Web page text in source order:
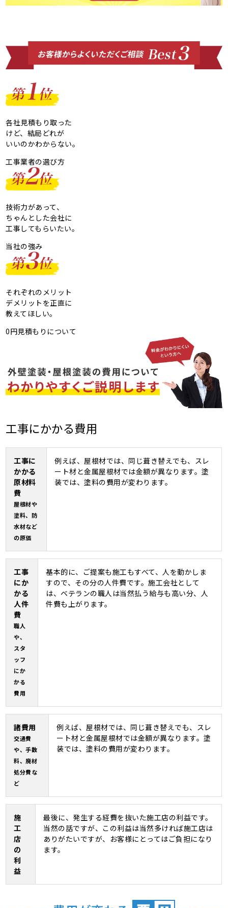
各社見積もり取った
けど、結局どれが
いいのかわからない。
工事業者の選び方
技術力があって、
ちゃんとした会社に
工事してもらいたい。
当社の強み
それぞれのメリット
デメリットを正直に
教えてほしい。
0円見積もりについて
工事にかかる費用
工事に
かかる
原材料
費
屋根材や
塗料、防
水材など
の原価
例えば、屋根材では、同じ葺き替えでも、スレ
ート材と金属屋根材では金額が異なります。塗
装では、塗料の費用が変わります。
工事
にか
かる
人件
費
職人
や、
スタ
ッフ
にか
かる
費用
基本的に、ご提案も施工もすべて、人を動かしま
すので、その分の人件費です。施工会社として
は、ベテランの職人は当然払う給与も高い分、人
件費も上がります。
諸費用
交通費
や、手数
料、廃材
処分費な
ど
例えば、屋根材では、同じ葺き替えでも、スレ
ート材と金属屋根材では金額が異なります。塗
装では、塗料の費用が変わります。
施
工
店
の
利
益
最後に、発生する経費を抜いた施工店の利益です。
当然の話ですが、この利益は当然多ければ施工店は
ありがたいですが、お客様にとってはご負担になり
ます。